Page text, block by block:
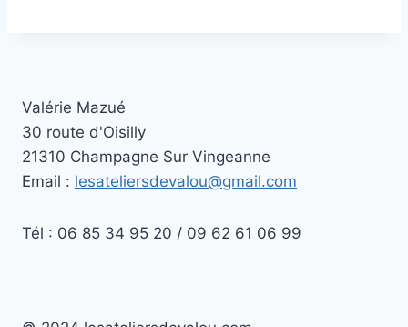
Valérie Mazué
30 route d'Oisilly
21310 Champagne Sur Vingeanne
Email : lesateliersdevalou@gmail.com
Tél : 06 85 34 95 20 / 09 62 61 06 99